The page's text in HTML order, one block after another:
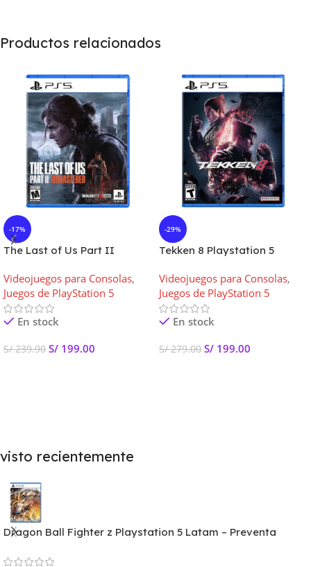
Productos relacionados
-17%
The Last of Us Part II
Latam
Videojuegos para Consolas,
Juegos de PlayStation 5
En stock
S/239.90 S/ 199.00
-29%
Tekken 8 Playstation 5
Videojuegos para Consolas,
Juegos de PlayStation 5
En stock
S/279.00 S/ 199.00
visto recientemente
Dragon Ball Fighter z Playstation 5 Latam – Preventa